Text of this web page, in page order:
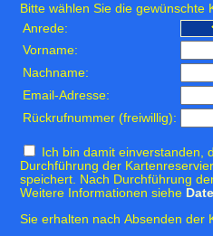
Bitte wählen Sie die gewünschte
Anrede:
Vorname:
Nachname:
Email-Adresse:
Rückrufnummer (freiwillig):
Ich bin damit einverstanden,
Durchführung der
speichert. Nach Durchführung
Weitere Informationen siehe
Sie erhalten nach Absenden der